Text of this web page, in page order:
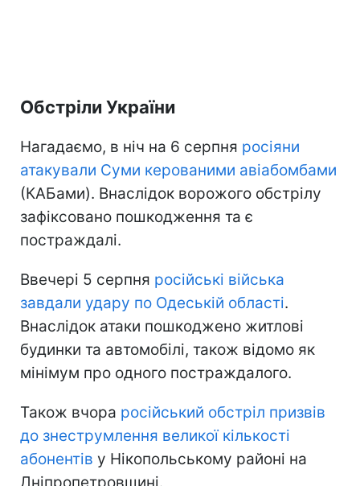
Обстріли України
Нагадаємо, в ніч на 6 серпня росіяни
атакували Суми керованими авіабомбами
(КАБами). Внаслідок ворожого обстрілу
зафіксовано пошкодження та є
постраждалі.
Ввечері 5 серпня російські війська
завдали удару по Одеській області.
Внаслідок атаки пошкоджено житлові
будинки та автомобілі, також відомо як
мінімум про одного постраждалого.
Також вчора російський обстріл призвів
до знеструмлення великої кількості
абонентів у Нікопольському районі на
Дніпропетровщині.